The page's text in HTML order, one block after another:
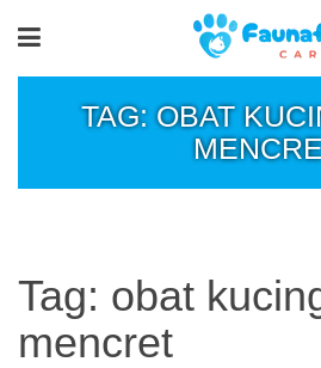
TAG: OBAT
Tag: obat
mencret